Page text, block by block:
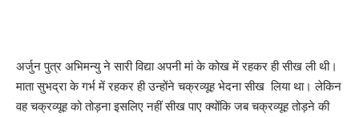
अर्जुन पुत्र अभिमन्यु ने सारी विद्या अपनी मां के कोख में रहकर ही सीख ली थी।
माता सुभद्रा के गर्भ में रहकर ही उन्होंने चक्रव्यूह भेदना सीख लिया था। लेकिन
वह चक्रव्यूह को तोड़ना इसलिए नहीं सीख पाए क्योंकि जब चक्रव्यूह तोड़ने की